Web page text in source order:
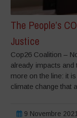
The People’s
Justice
Cop26 Coalition –
already impacts
more on the line: it
climate change that
9 Novembre